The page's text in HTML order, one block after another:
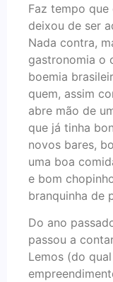
Faz tempo
deixou de ser
Nada contra,
gastronomia o
boemia
quem, assim
abre mão de
que já tinha
novos bares,
uma boa
e bom
branquinha de
Do ano
passou a
Lemos (do